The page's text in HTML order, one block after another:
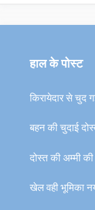
हाल के पोस्ट
किरायेदार से चुद
बहन की चुदाई
दोस्त की अम्मी
खेल वही भूमिका